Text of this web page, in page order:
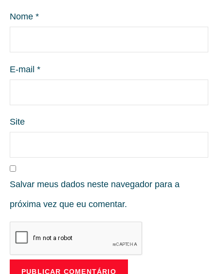
Nome *
E-mail *
Site
Salvar meus dados neste navegador para a
próxima vez que eu comentar.